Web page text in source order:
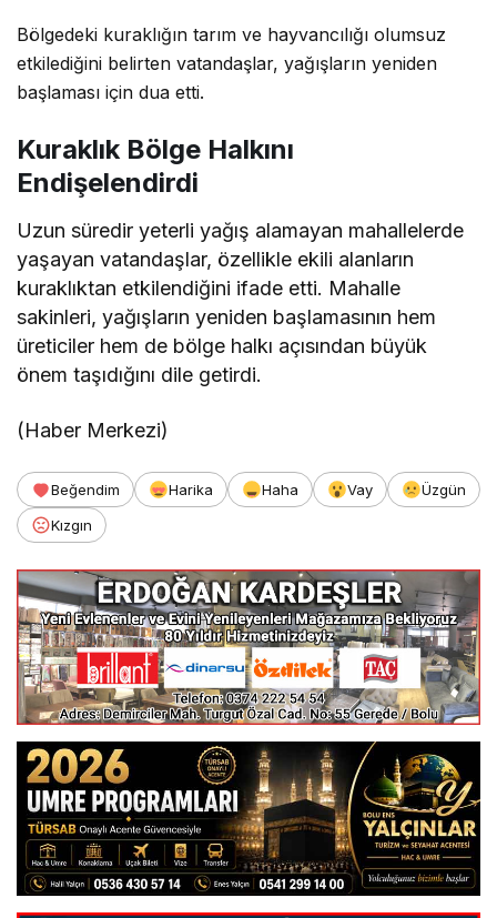
Bölgedeki kuraklığın tarım ve hayvancılığı olumsuz
etkilediğini belirten vatandaşlar, yağışların yeniden
başlaması için dua etti.
Kuraklık Bölge Halkını
Endişelendirdi
Uzun süredir yeterli yağış alamayan mahallelerde
yaşayan vatandaşlar, özellikle ekili alanların
kuraklıktan etkilendiğini ifade etti. Mahalle
sakinleri, yağışların yeniden başlamasının hem
üreticiler hem de bölge halkı açısından büyük
önem taşıdığını dile getirdi.
(Haber Merkezi)
Beğendim Harika Haha Vay
Üzgün
Kızgın